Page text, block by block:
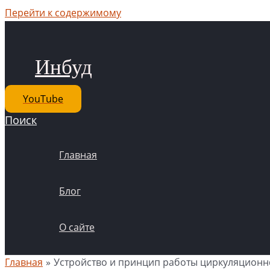
Перейти к содержимому
Инбуд
YouTube
Поиск
Главная
Блог
О сайте
Главная Устройство и принцип работы